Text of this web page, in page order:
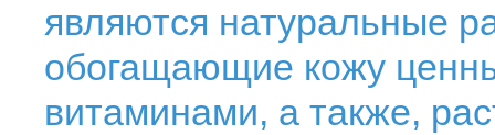
являются натуральные
обогащающие кожу
витаминами, а также,